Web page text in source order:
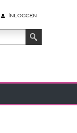
Inloggen